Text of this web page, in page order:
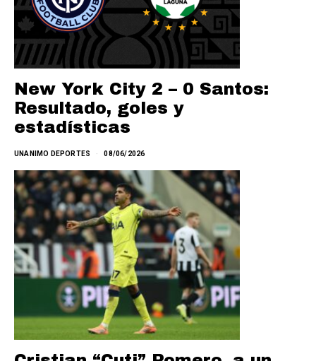
New York City 2 – 0 Santos:
Resultado, goles y
estadísticas
UNANIMO DEPORTES 08/06/2026